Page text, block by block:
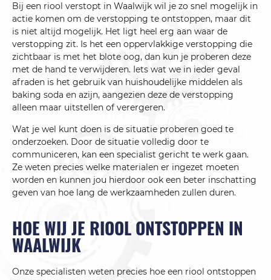
Bij een riool verstopt in Waalwijk wil je zo snel mogelijk in
actie komen om de verstopping te ontstoppen, maar dit
is niet altijd mogelijk. Het ligt heel erg aan waar de
verstopping zit. Is het een oppervlakkige verstopping die
zichtbaar is met het blote oog, dan kun je proberen deze
met de hand te verwijderen. Iets wat we in ieder geval
afraden is het gebruik van huishoudelijke middelen als
baking soda en azijn, aangezien deze de verstopping
alleen maar uitstellen of verergeren.
Wat je wel kunt doen is de situatie proberen goed te
onderzoeken. Door de situatie volledig door te
communiceren, kan een specialist gericht te werk gaan.
Ze weten precies welke materialen er ingezet moeten
worden en kunnen jou hierdoor ook een beter inschatting
geven van hoe lang de werkzaamheden zullen duren.
HOE WIJ JE RIOOL ONTSTOPPEN IN
WAALWIJK
Onze specialisten weten precies hoe een riool ontstoppen